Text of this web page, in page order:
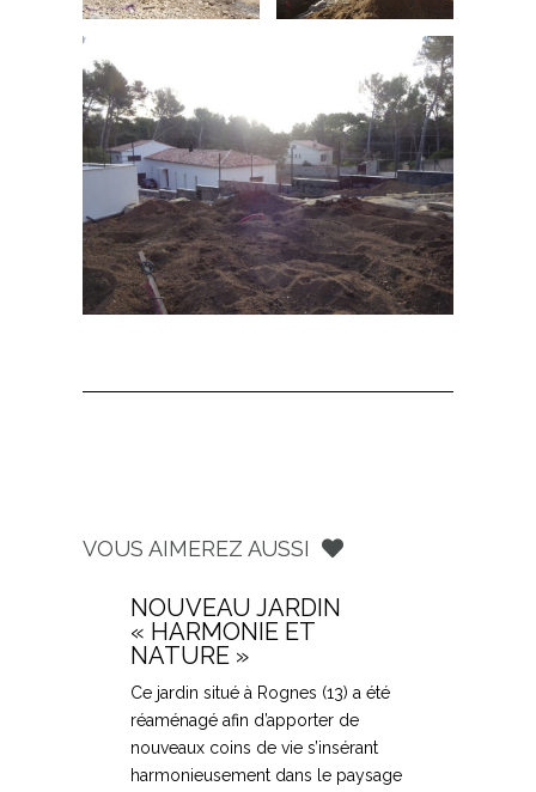
VOUS AIMEREZ AUSSI
NOUVEAU JARDIN
« HARMONIE ET
NATURE »
Ce jardin situé à Rognes (13) a été
réaménagé afin d’apporter de
nouveaux coins de vie s’insérant
harmonieusement dans le paysage